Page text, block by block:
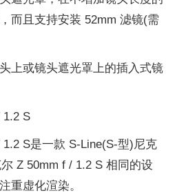
而且支持安装 52mm 滤镜(需
上或镜头遮光罩上的插入式镜
1.2 S
S是一款 S-Line(S-型)尼克
Z 50mm f / 1.2 S 相同的设
重虚化渲染。